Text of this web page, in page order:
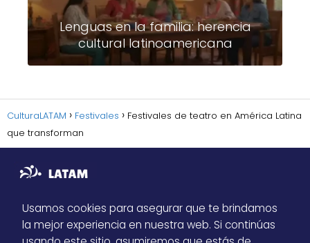
Lenguas en la familia: herencia
cultural latinoamericana
CulturaLATAM Festivales
Festivales de teatro en América Latina
que transforman
Sitemap
Usamos cookies para asegurar que te brindamos
la mejor experiencia en nuestra web. Si continúas